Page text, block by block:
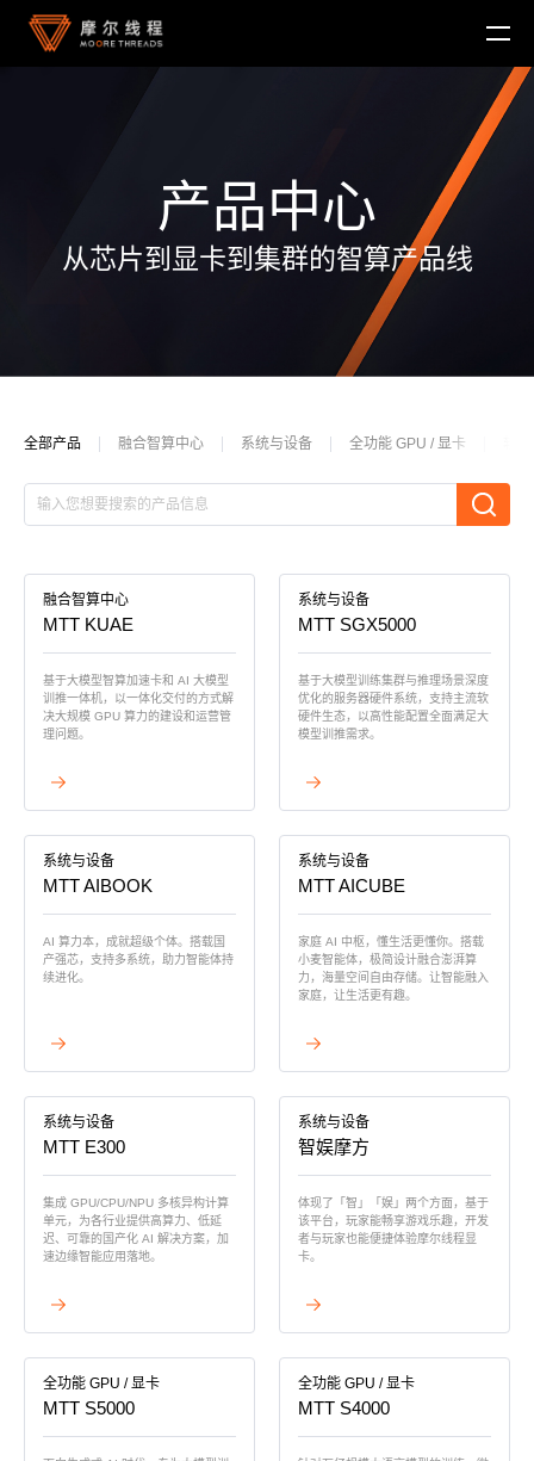
MTT KUAE
MTT AICUBE
智娱摩方
MTT E300
MTT S5000
MTT S3000
MTT S80
MTT S70
MTT X300
MTT S30 / S10
驱动程序
Moore Perf System
MUSA Deploy
AI 推理套件
KUAE 云原生套件
PES 控制中心
MTVerse XR
科学计算套件
摩笔马良
AI 语音
AI Reality
工业设计与制造
广播与专业音视频
视频会议
产品中心
从芯片到显卡到集群的智算产品线
全部产品 融合智算中心 系统与设备 全功能 GPU / 显卡
融合智算中心
MTT KUAE
基于大模型智算加速卡和 AI 大模型
训推一体机，以一体化交付的方式解
决大规模 GPU 算力的建设和运营管
理问题。
查看详情
系统与设备
MTT SGX5000
基于大模型训练集群与推理场景深度
优化的服务器硬件系统，支持主流软
硬件生态，以高性能配置全面满足大
模型训推需求。
查看详情
系统与设备
MTT AIBOOK
AI 算力本，成就超级个体。搭载国
产强芯，支持多系统，助力智能体持
续进化。
查看详情
系统与设备
MTT AICUBE
家庭 AI 中枢，懂生活更懂你。搭载
小麦智能体，极简设计融合澎湃算
力，海量空间自由存储。让智能融入
家庭，让生活更有趣。
查看详情
系统与设备
MTT E300
集成 GPU/CPU/NPU 多核异构计算
单元，为各行业提供高算力、低延
迟、可靠的国产化 AI 解决方案，加
速边缘智能应用落地。
查看详情
系统与设备
智娱摩方
体现了「智」「娱」两个方面，基于
该平台，玩家能畅享游戏乐趣，开发
者与玩家也能便捷体验摩尔线程显
卡。
查看详情
全功能 GPU / 显卡
MTT S5000
全功能 GPU / 显卡
MTT S4000